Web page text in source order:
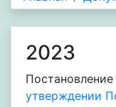
2023
утверждении